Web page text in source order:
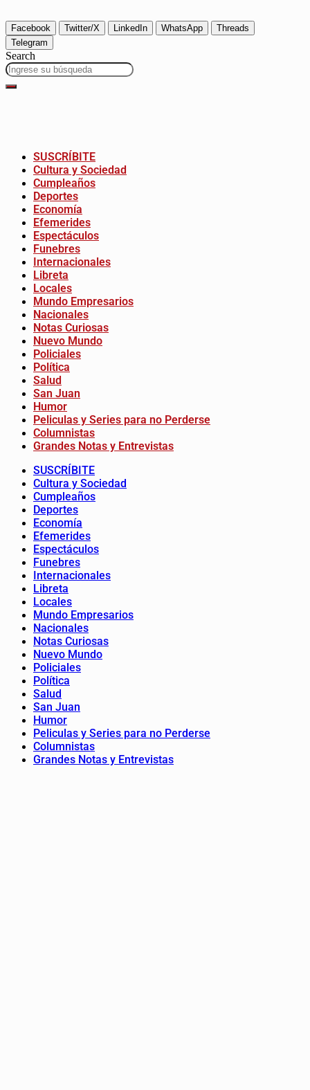
Facebook Twitter/X LinkedIn WhatsApp
Threads
Telegram
Search
SUSCRÍBITE
Cultura y Sociedad
Cumpleaños
Deportes
Economía
Efemerides
Espectáculos
Funebres
Internacionales
Libreta
Locales
Mundo Empresarios
Nacionales
Notas Curiosas
Nuevo Mundo
Policiales
Política
Salud
San Juan
Humor
Peliculas y Series para no Perderse
Columnistas
Grandes Notas y Entrevistas
SUSCRÍBITE
Cultura y Sociedad
Cumpleaños
Deportes
Economía
Efemerides
Espectáculos
Funebres
Internacionales
Libreta
Locales
Mundo Empresarios
Nacionales
Notas Curiosas
Nuevo Mundo
Policiales
Política
Salud
San Juan
Humor
Peliculas y Series para no Perderse
Columnistas
Grandes Notas y Entrevistas